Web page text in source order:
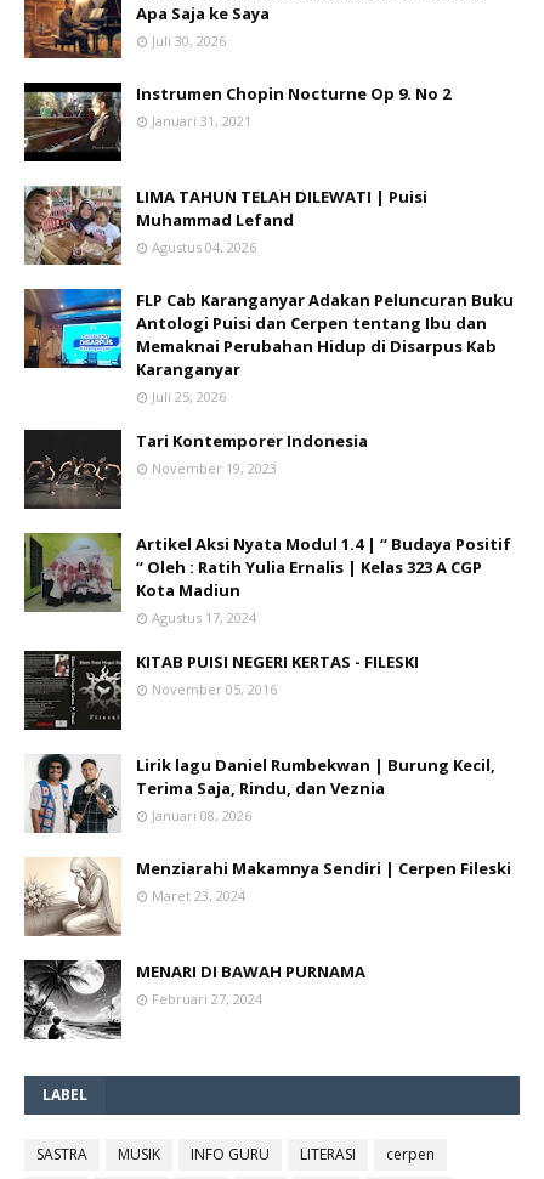
Apa Saja ke Saya
Juli 30, 2026
Instrumen Chopin Nocturne Op 9. No 2
Januari 31, 2021
LIMA TAHUN TELAH DILEWATI | Puisi
Muhammad Lefand
Agustus 04, 2026
FLP Cab Karanganyar Adakan Peluncuran Buku
Antologi Puisi dan Cerpen tentang Ibu dan
Memaknai Perubahan Hidup di Disarpus Kab
Karanganyar
Juli 25, 2026
Tari Kontemporer Indonesia
November 19, 2023
Artikel Aksi Nyata Modul 1.4 | “ Budaya Positif
“ Oleh : Ratih Yulia Ernalis | Kelas 323 A CGP
Kota Madiun
Agustus 17, 2024
KITAB PUISI NEGERI KERTAS - FILESKI
November 05, 2016
Lirik lagu Daniel Rumbekwan | Burung Kecil,
Terima Saja, Rindu, dan Veznia
Januari 08, 2026
Menziarahi Makamnya Sendiri | Cerpen Fileski
Maret 23, 2024
MENARI DI BAWAH PURNAMA
Februari 27, 2024
LABEL
SASTRA MUSIK INFO GURU LITERASI cerpen